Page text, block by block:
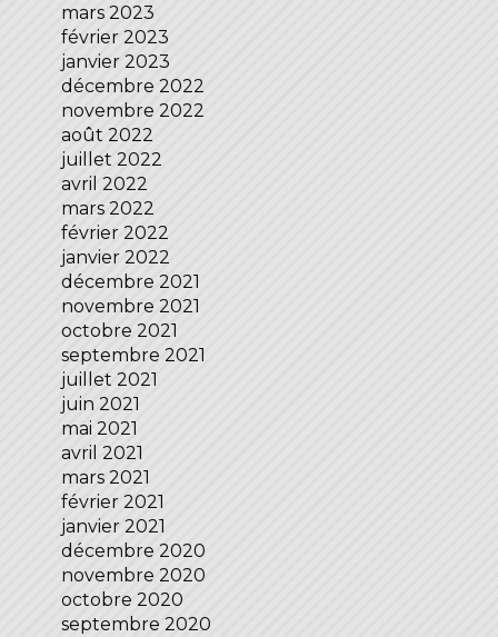
mars 2023
février 2023
janvier 2023
décembre 2022
novembre 2022
août 2022
juillet 2022
avril 2022
mars 2022
février 2022
janvier 2022
décembre 2021
novembre 2021
octobre 2021
septembre 2021
juillet 2021
juin 2021
mai 2021
avril 2021
mars 2021
février 2021
janvier 2021
décembre 2020
novembre 2020
octobre 2020
septembre 2020